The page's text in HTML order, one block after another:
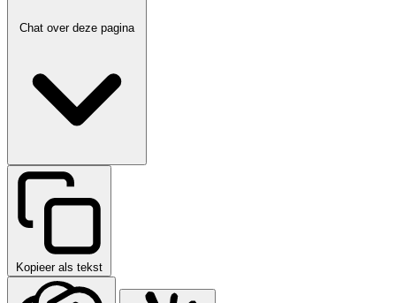
Chat over deze pagina
Kopieer als tekst